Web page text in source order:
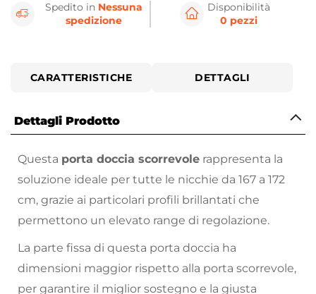
Spedito in Nessuna
spedizione
Disponibilità
0 pezzi
CARATTERISTICHE DETTAGLI
Dettagli Prodotto
Questa porta doccia scorrevole rappresenta la
soluzione ideale per tutte le nicchie da 167 a 172
cm, grazie ai particolari profili brillantati che
permettono un elevato range di regolazione.
La parte fissa di questa porta doccia ha
dimensioni maggior rispetto alla porta scorrevole,
per garantire il miglior sostegno e la giusta